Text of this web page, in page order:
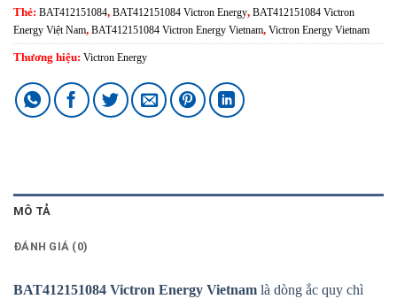
Thẻ: BAT412151084, BAT412151084 Victron Energy, BAT412151084 Victron
Energy Việt Nam, BAT412151084 Victron Energy Vietnam, Victron Energy Vietnam
Thương hiệu: Victron Energy
MÔ TẢ
ĐÁNH GIÁ (0)
BAT412151084 Victron Energy Vietnam là dòng ắc quy chì